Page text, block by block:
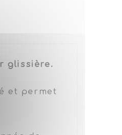
glissière.
et permet